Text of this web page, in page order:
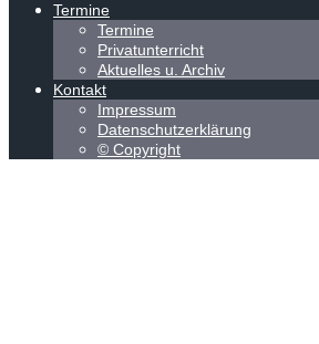
Termine
Termine
Privatunterricht
Aktuelles u. Archiv
Kontakt
Impressum
Datenschutzerklärung
© Copyright